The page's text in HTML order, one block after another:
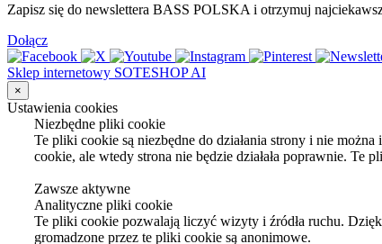
Zapisz się do newslettera BASS POLSKA i otrzymuj
Dołącz
Sklep internetowy SOTESHOP AI
×
Ustawienia cookies
Niezbędne pliki cookie
Te pliki cookie są niezbędne do działania strony i nie
cookie, ale wtedy strona nie będzie działała poprawnie.
Zawsze aktywne
Analityczne pliki cookie
Te pliki cookie pozwalają liczyć wizyty i źródła ruchu.
gromadzone przez te pliki cookie są anonimowe.